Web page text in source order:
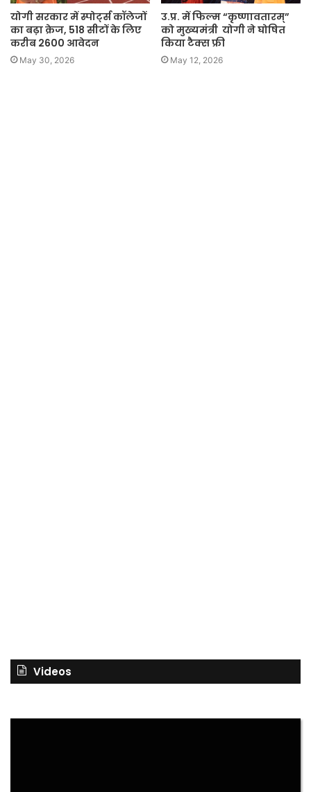
योगी सरकार में स्पोर्ट्स कॉलेजों
का बढ़ा क्रेज, 518 सीटों के लिए
करीब 2600 आवेदन
May 30, 2026
उ.प्र. में फिल्म “कृष्णावतारम्”
को मुख्यमंत्री योगी ने घोषित
किया टैक्स फ्री
May 12, 2026
Videos